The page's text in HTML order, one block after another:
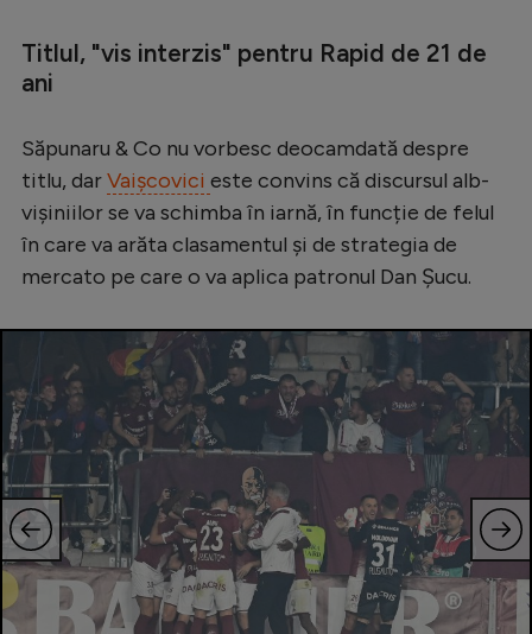
Titlul, "vis interzis" pentru Rapid de 21 de
ani
Săpunaru & Co nu vorbesc deocamdată despre
titlu, darVaișcovici este convins că discursul alb-
vișiniilor se va schimba în iarnă, în funcție de felul
în care va arăta clasamentul și de strategia de
mercato pe care o va aplica patronul Dan Șucu.